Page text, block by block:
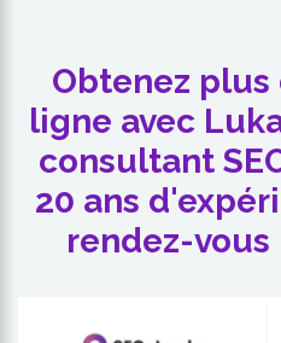
Obtenez
ligne avec
consultant
20 ans
rendez-